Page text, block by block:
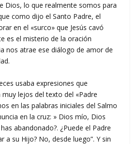
Dios, lo que realmente somos para
como dijo el Santo Padre, el
en el «surco» que Jesús cavó
es el misterio de la oración
nos atrae ese diálogo de amor de
usaba expresiones que
lejos del texto del «Padre
en las palabras iniciales del Salmo
en la cruz: » Dios mío, Dios
abandonado?. ¿Puede el Padre
a su Hijo? No, desde luego”. Y sin